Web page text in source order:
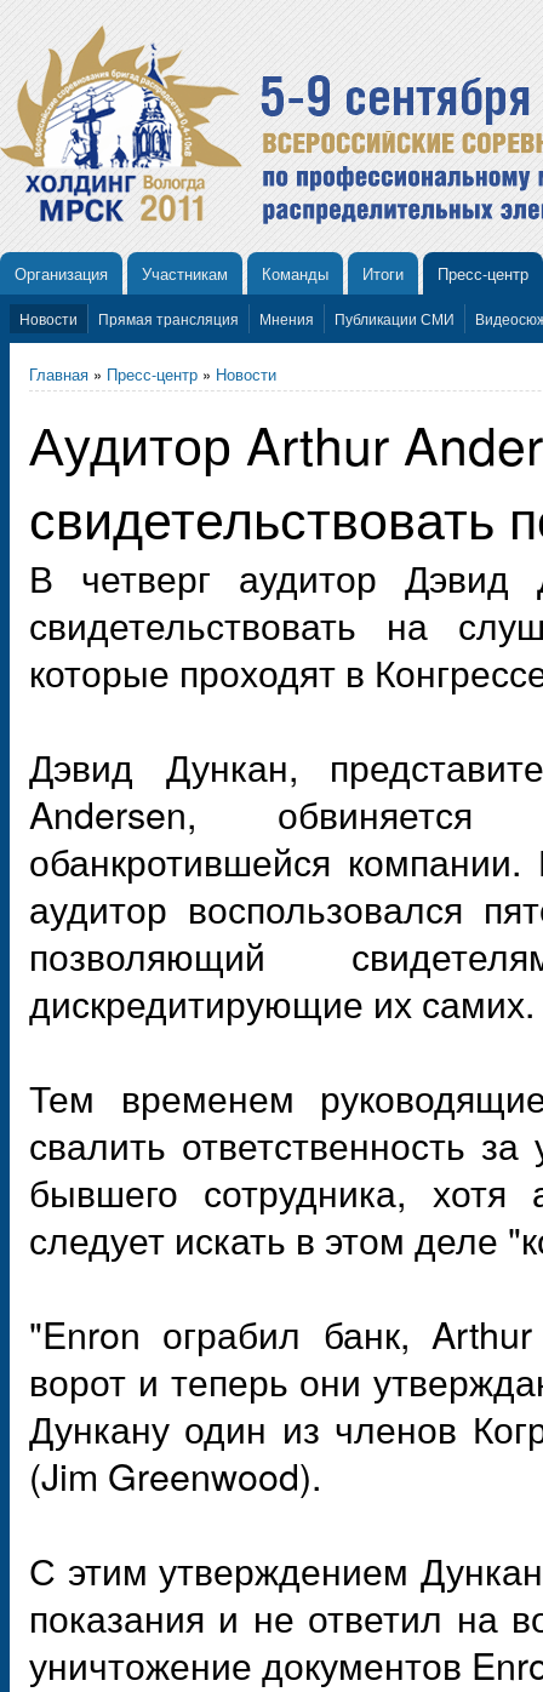
Организация Участникам Команды Итоги Пресс-центр
Новости Прямая трансляция Мнения Публикации СМИ
Главная » Пресс-центр » Новости
Аудитор Arthur
свидетельствовать
В четверг аудитор Дэвид
свидетельствовать на
которые проходят в
Дэвид Дункан,
Andersen,
обанкротившейся
аудитор воспользовался
позволяющий
дискредитирующие их самих.
Тем временем
свалить ответственность
бывшего сотрудника,
следует искать в этом деле
"Enron ограбил банк,
ворот и теперь они
Дункану один из членов
(Jim Greenwood).
С этим утверждением
показания и не ответил на
уничтожение документов